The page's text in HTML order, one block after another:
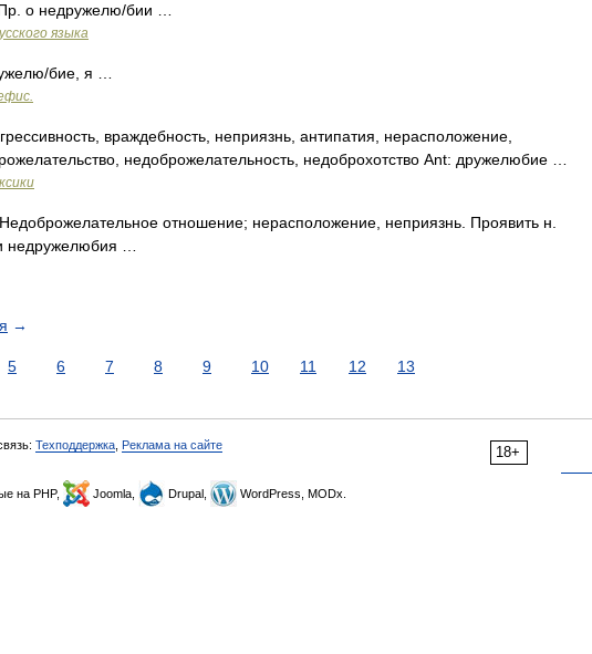
о недружелю/бии …
языка
бие, я …
враждебность, неприязнь, антипатия, нерасположение,
недоброжелательность, недоброхотство Ant: дружелюбие …
отношение; нерасположение, неприязнь. Проявить н.
недружелюбия …
→
5 6 7 8 9 10 11 12 13
18+
Техподдержка Реклама на сайте
на PHP, Joomla, Drupal, WordPress, MODx.